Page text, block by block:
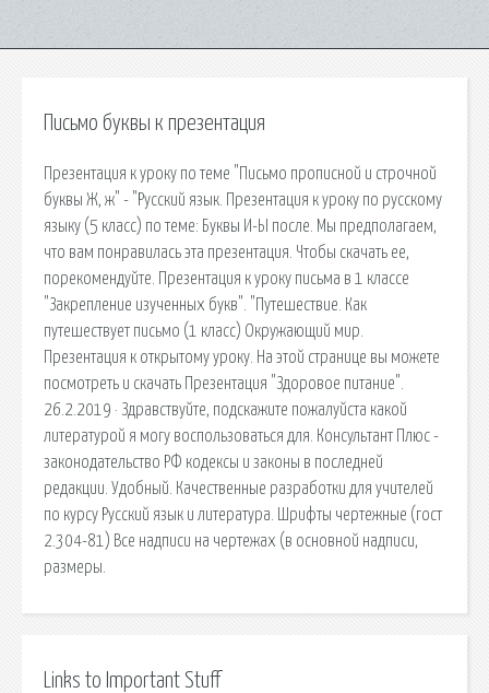
Письмо буквы к презентация
Презентация к уроку по теме "Письмо прописной и строчной
буквы Ж, ж" - "Русский язык. Презентация к уроку по русскому
языку (5 класс) по теме: Буквы И-Ы после. Мы предполагаем,
что вам понравилась эта презентация. Чтобы скачать ее,
порекомендуйте. Презентация к уроку письма в 1 классе
"Закрепление изученных букв". "Путешествие. Как
путешествует письмо (1 класс) Окружающий мир.
Презентация к открытому уроку. На этой странице вы можете
посмотреть и скачать Презентация "Здоровое питание".
26.2.2019 · Здравствуйте, подскажите пожалуйста какой
литературой я могу воспользоваться для. Консультант Плюс -
законодательство РФ кодексы и законы в последней
редакции. Удобный. Качественные разработки для учителей
по курсу Русский язык и литература. Шрифты чертежные (гост
2.304-81) Все надписи на чертежах (в основной надписи,
размеры.
Links to Important Stuff